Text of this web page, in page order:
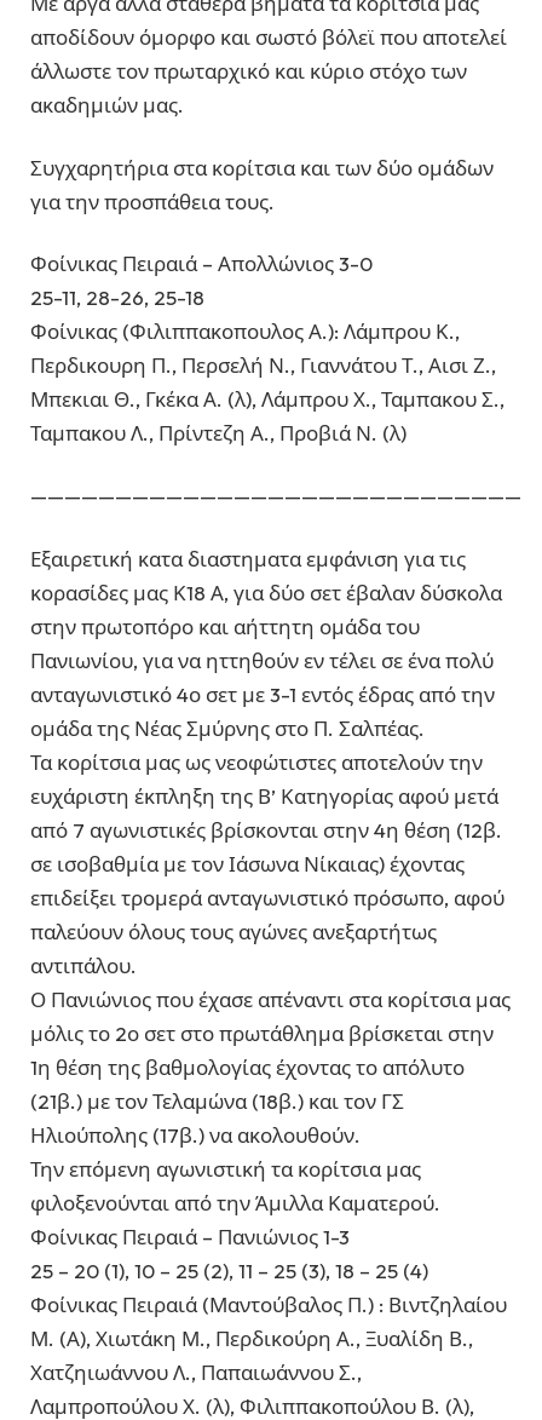
αποδίδουν όμορφο και σωστό βόλεϊ που αποτελεί
άλλωστε τον πρωταρχικό και κύριο στόχο των
ακαδημιών μας.
Συγχαρητήρια στα κορίτσια και των δύο ομάδων
για την προσπάθεια τους.
Φοίνικας Πειραιά – Απολλώνιος 3-0
25-11, 28-26, 25-18
Φοίνικας (Φιλιππακοπουλος Α.): Λάμπρου Κ.,
Περδικουρη Π., Περσελή Ν., Γιαννάτου Τ., Αισι Ζ.,
Μπεκιαι Θ., Γκέκα Α. (λ), Λάμπρου Χ., Ταμπακου Σ.,
Ταμπακου Λ., Πρίντεζη Α., Προβιά Ν. (λ)
—————————————————————————————
Εξαιρετική κατα διαστηματα εμφάνιση για τις
κορασίδες μας Κ18 Α, για δύο σετ έβαλαν δύσκολα
στην πρωτοπόρο και αήττητη ομάδα του
Πανιωνίου, για να ηττηθούν εν τέλει σε ένα πολύ
ανταγωνιστικό 4ο σετ με 3-1 εντός έδρας από την
ομάδα της Νέας Σμύρνης στο Π. Σαλπέας.
Τα κορίτσια μας ως νεοφώτιστες αποτελούν την
ευχάριστη έκπληξη της Β’ Κατηγορίας αφού μετά
από 7 αγωνιστικές βρίσκονται στην 4η θέση (12β.
σε ισοβαθμία με τον Ιάσωνα Νίκαιας) έχοντας
επιδείξει τρομερά ανταγωνιστικό πρόσωπο, αφού
παλεύουν όλους τους αγώνες ανεξαρτήτως
αντιπάλου.
Ο Πανιώνιος που έχασε απέναντι στα κορίτσια μας
μόλις το 2ο σετ στο πρωτάθλημα βρίσκεται στην
1η θέση της βαθμολογίας έχοντας το απόλυτο
(21β.) με τον Τελαμώνα (18β.) και τον ΓΣ
Ηλιούπολης (17β.) να ακολουθούν.
Την επόμενη αγωνιστική τα κορίτσια μας
φιλοξενούνται από την Άμιλλα Καματερού.
Φοίνικας Πειραιά – Πανιώνιος 1-3
25 – 20 (1), 10 – 25 (2), 11 – 25 (3), 18 – 25 (4)
Φοίνικας Πειραιά (Μαντούβαλος Π.) : Βιντζηλαίου
Μ. (Α), Χιωτάκη Μ., Περδικούρη Α., Ξυαλίδη Β.,
Χατζηιωάννου Λ., Παπαιωάννου Σ.,
Λαμπροπούλου Χ. (λ), Φιλιππακοπούλου Β. (λ),